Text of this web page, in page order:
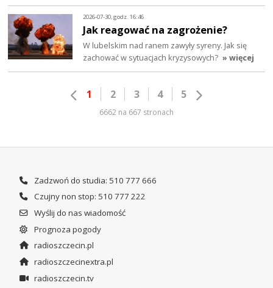
2026-07-30, godz. 16:46
Jak reagować na zagrożenie?
W lubelskim nad ranem zawyły syreny. Jak się
zachować w sytuacjach kryzysowych? » więcej
1 2 3 4 5
6662 na 667 stronach
Zadzwoń do studia: 510 777 666
Czujny non stop: 510 777 222
Wyślij do nas wiadomość
Prognoza pogody
radioszczecin.pl
radioszczecinextra.pl
radioszczecin.tv